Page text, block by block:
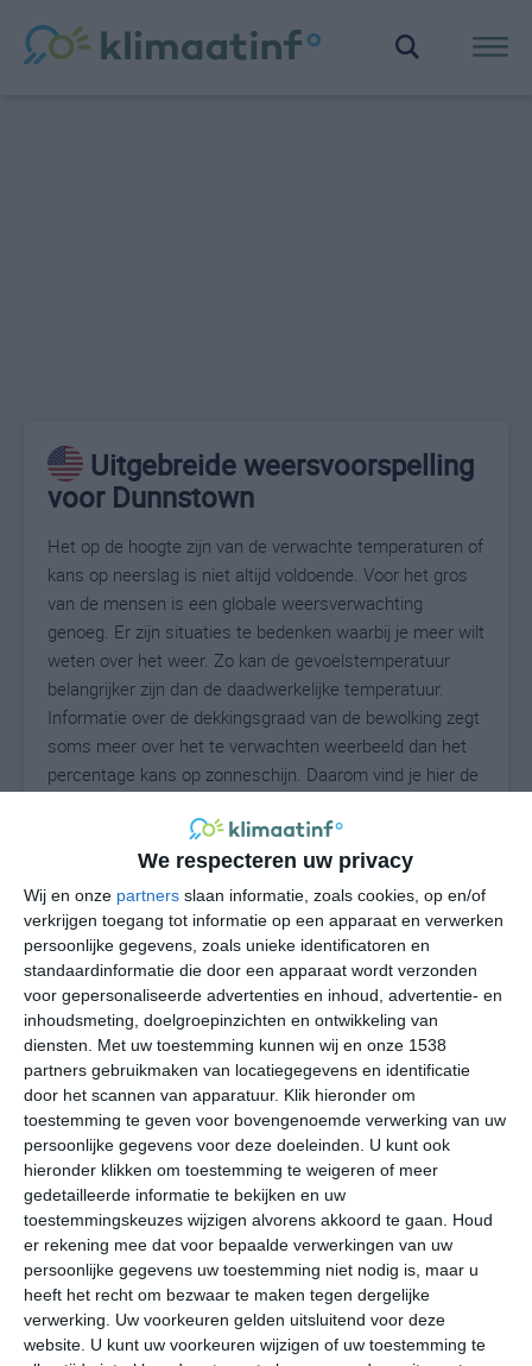
We respecteren uw privacy
Wij en onze partners slaan informatie, zoals cookies, op en/of
verkrijgen toegang tot informatie op een apparaat en verwerken
persoonlijke gegevens, zoals unieke identificatoren en
standaardinformatie die door een apparaat wordt verzonden
voor gepersonaliseerde advertenties en inhoud, advertentie- en
inhoudsmeting, doelgroepinzichten en ontwikkeling van
diensten.
Met uw toestemming kunnen wij en onze 1538
partners gebruikmaken van locatiegegevens en identificatie
door het scannen van apparatuur. Klik hieronder om
toestemming te geven voor bovengenoemde verwerking van uw
persoonlijke gegevens voor deze doeleinden. U kunt ook
hieronder klikken om toestemming te weigeren of meer
gedetailleerde informatie te bekijken en uw
toestemmingskeuzes wijzigen alvorens akkoord te gaan.
Houd
er rekening mee dat voor bepaalde verwerkingen van uw
persoonlijke gegevens uw toestemming niet nodig is, maar u
heeft het recht om bezwaar te maken tegen dergelijke
verwerking. Uw voorkeuren gelden uitsluitend voor deze
website. U kunt uw voorkeuren wijzigen of uw toestemming te
Uitgebreide weersvoorspelling
voor Dunnstown
Het op de hoogte zijn van de verwachte temperaturen of
kans op neerslag is niet altijd voldoende. Voor het gros
van de mensen is een globale weersverwachting
genoeg. Er zijn situaties te bedenken waarbij je meer wilt
weten over het weer. Zo kan de gevoelstemperatuur
belangrijker zijn dan de daadwerkelijke temperatuur.
Informatie over de dekkingsgraad van de bewolking zegt
soms meer over het te verwachten weerbeeld dan het
percentage kans op zonneschijn. Daarom vind je hier de
24°C
za
30° 19°
zo
30° 19°
ma
31° 17°
di
28° 19° 27°
21°C 20°C 21°C 24°C 27°C
02:00 05:00 08:00 11:00 14:00